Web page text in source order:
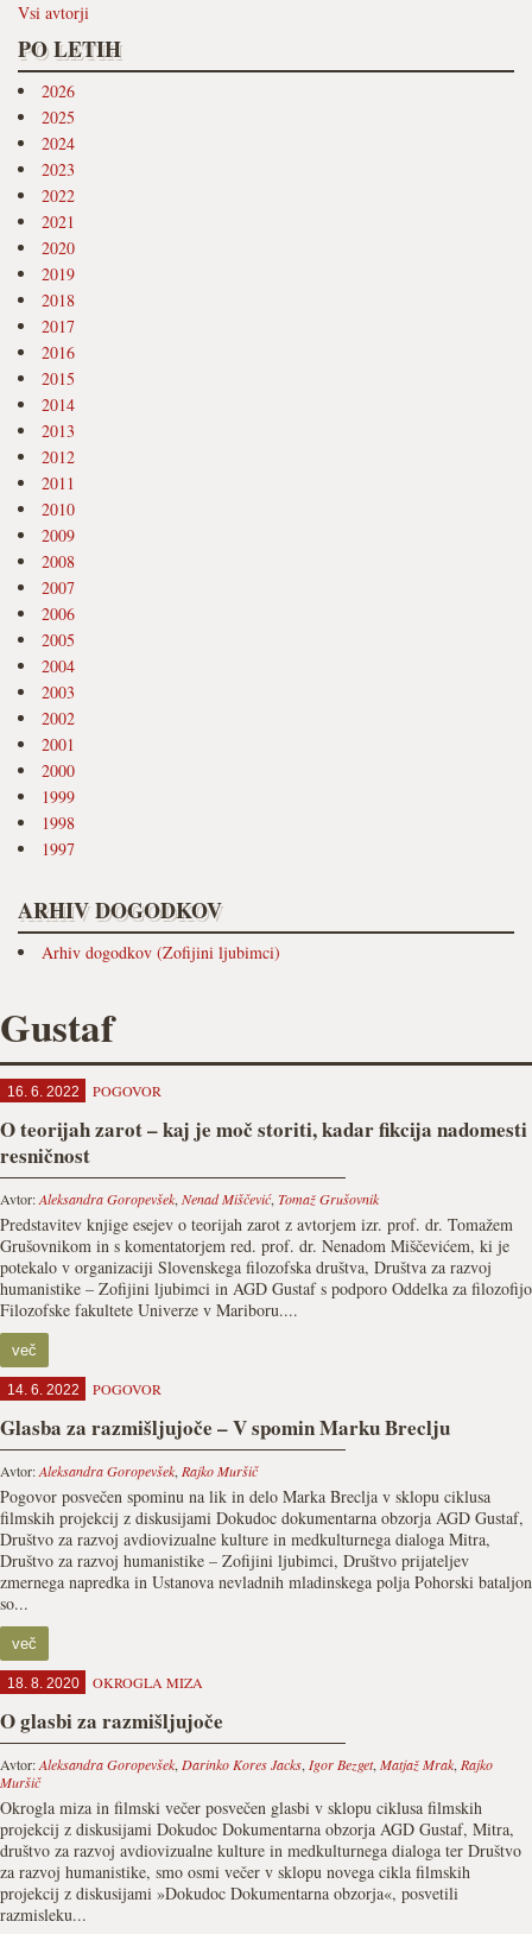
Vsi avtorji
PO LETIH
2026
2025
2024
2023
2022
2021
2020
2019
2018
2017
2016
2015
2014
2013
2012
2011
2010
2009
2008
2007
2006
2005
2004
2003
2002
2001
2000
1999
1998
1997
ARHIV DOGODKOV
Arhiv dogodkov (Zofijini ljubimci)
Gustaf
16. 6. 2022 POGOVOR
O teorijah zarot – kaj je moč storiti, kadar fikcija nadomesti
resničnost
Avtor:Aleksandra Goropevšek, Nenad Miščević, Tomaž Grušovnik
Predstavitev knjige esejev o teorijah zarot z avtorjem izr. prof. dr. Tomažem
Grušovnikom in s komentatorjem red. prof. dr. Nenadom Miščevićem, ki je
potekalo v organizaciji Slovenskega filozofska društva, Društva za razvoj
humanistike – Zofijini ljubimci in AGD Gustaf s podporo Oddelka za filozofijo
Filozofske fakultete Univerze v Mariboru....
več
14. 6. 2022 POGOVOR
Glasba za razmišljujoče – V spomin Marku Breclju
Avtor:Aleksandra Goropevšek, Rajko Muršič
Pogovor posvečen spominu na lik in delo Marka Breclja v sklopu ciklusa
filmskih projekcij z diskusijami Dokudoc dokumentarna obzorja AGD Gustaf,
Društvo za razvoj avdiovizualne kulture in medkulturnega dialoga Mitra,
Društvo za razvoj humanistike – Zofijini ljubimci, Društvo prijateljev
zmernega napredka in Ustanova nevladnih mladinskega polja Pohorski bataljon
so...
več
18. 8. 2020 OKROGLA MIZA
O glasbi za razmišljujoče
Avtor:Aleksandra Goropevšek, Darinko Kores Jacks, Igor Bezget, Matjaž Mrak, Rajko
Muršič
Okrogla miza in filmski večer posvečen glasbi v sklopu ciklusa filmskih
projekcij z diskusijami Dokudoc Dokumentarna obzorja AGD Gustaf, Mitra,
društvo za razvoj avdiovizualne kulture in medkulturnega dialoga ter Društvo
za razvoj humanistike, smo osmi večer v sklopu novega cikla filmskih
projekcij z diskusijami »Dokudoc Dokumentarna obzorja«, posvetili
razmisleku...